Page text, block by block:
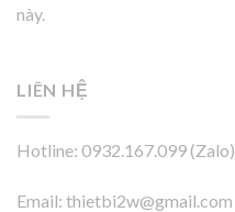
này.
LIÊN HỆ
Hotline: 0932.167.099 (Zalo)
Email: thietbi2w@gmail.com